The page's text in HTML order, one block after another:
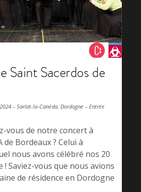
Saint Sacerdos de
– Sarlat-la-Canéda, Dordogne – Entrée
vous de notre concert à
de Bordeaux ? Celui à
nous avons célébré nos 20
! Saviez-vous que nous avions
de résidence en Dordogne